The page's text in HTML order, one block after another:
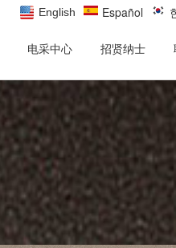
Español
English
电采中心 招贤纳士